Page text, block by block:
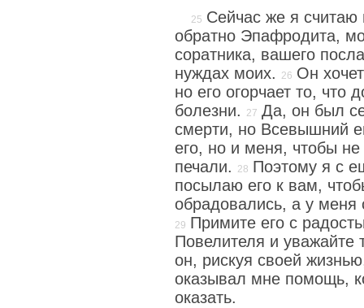
Сейчас же я
обратно Эпафродита,
соратника, вашего
нуждах моих.
Он
но его огорчает то, что
болезни.
Да, он был
смерти, но Всевышний
его, но и меня, чтобы
печали.
Поэтому я с
посылаю его к вам,
обрадовались, а у
Примите его с
Повелителя и уважайте
он, рискуя своей
оказывал мне помощь,
оказать.